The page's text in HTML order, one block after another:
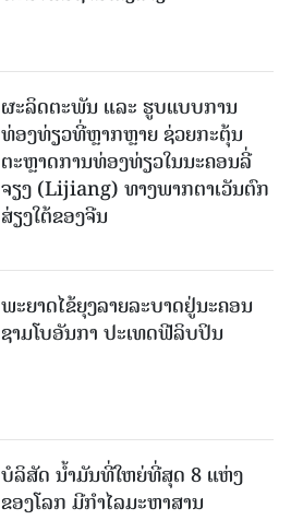
ຜະລິດຕະພັນ ແລະ ຮູບແບບການ
ທ່ອງທ່ຽວທີ່ຫຼາກຫຼາຍ ຊ່ວຍກະຕຸ້ນ
ຕະຫຼາດການທ່ອງທ່ຽວໃນນະຄອນລີ່
ຈຽງ (Lijiang) ທາງພາກຕາເວັນຕົກ
ສ່ຽງໃຕ້ຂອງຈີນ
ພະຍາດໄຂ້ຍຸງລາຍລະບາດຢູ່ນະຄອນ
ຊາມໂບ​ອັນກາ ປະເທດຟີລິບປິນ
ບໍລິສັດ ນ້ຳມັນທີ່ໃຫຍ່ທີ່ສຸດ 8 ແຫ່ງ
ຂອງໂລກ ມີກຳໄລມະຫາສານ